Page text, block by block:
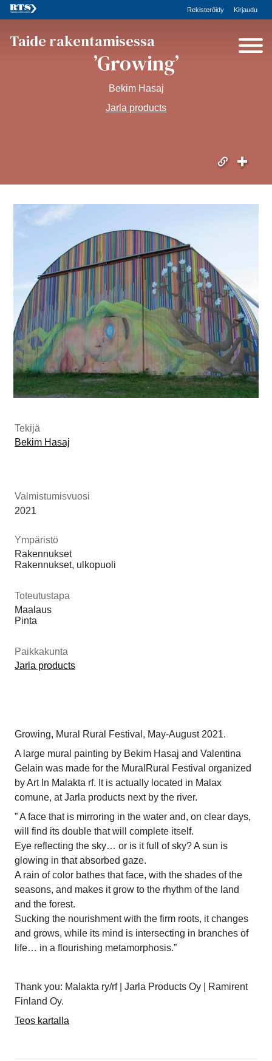
Rekisteröidy Kirjaudu
Taide rakentamisessa
’Growing’
Bekim Hasaj
Jarla products
Tekijä
Bekim Hasaj
Valmistumisvuosi
2021
Ympäristö
Rakennukset
Rakennukset, ulkopuoli
Toteutustapa
Maalaus
Pinta
Paikkakunta
Jarla products
Growing, Mural Rural Festival, May-August 2021.
A large mural painting by Bekim Hasaj and Valentina
Gelain was made for the MuralRural Festival organized
by Art In Malakta rf. It is actually located in Malax
comune, at Jarla products next by the river.
” A face that is mirroring in the water and, on clear days,
will find its double that will complete itself.
Eye reflecting the sky… or is it full of sky? A sun is
glowing in that absorbed gaze.
A rain of color bathes that face, with the shades of the
seasons, and makes it grow to the rhythm of the land
and the forest.
Sucking the nourishment with the firm roots, it changes
and grows, while its mind is intersecting in branches of
life… in a flourishing metamorphosis.”
Thank you: Malakta ry/rf | Jarla Products Oy | Ramirent
Finland Oy.
Teos kartalla